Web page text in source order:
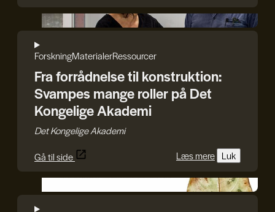
Det Kongelige Akademi
ForskningMaterialerRessourcer
Fra forrådnelse til konstruktion:
Svampes mange roller på Det
Kongelige Akademi
Det Kongelige Akademi
Gå til side
Læs mere Luk